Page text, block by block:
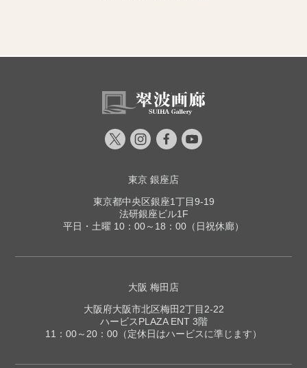
東京 銀座店
東京都中央区銀座1丁目9-19
法研銀座ビル1F
平日・土曜 10：00～18：00（日祝休廊）
大阪 梅田店
大阪府大阪市北区梅田2丁目2-22
ハービスPLAZA ENT 3階
11：00～20：00（定休日はハービスに準じます）